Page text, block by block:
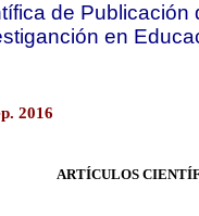
de Publicación
en
2016
ARTÍCULOS